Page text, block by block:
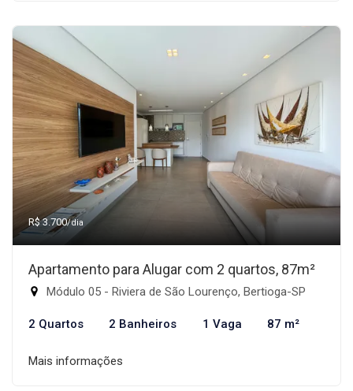
R$ 3.700/dia
Apartamento para Alugar com 2 quartos, 87m²
Módulo 05 - Riviera de São Lourenço, Bertioga-SP
2 Quartos 2 Banheiros 1 Vaga 87 m²
Mais informações